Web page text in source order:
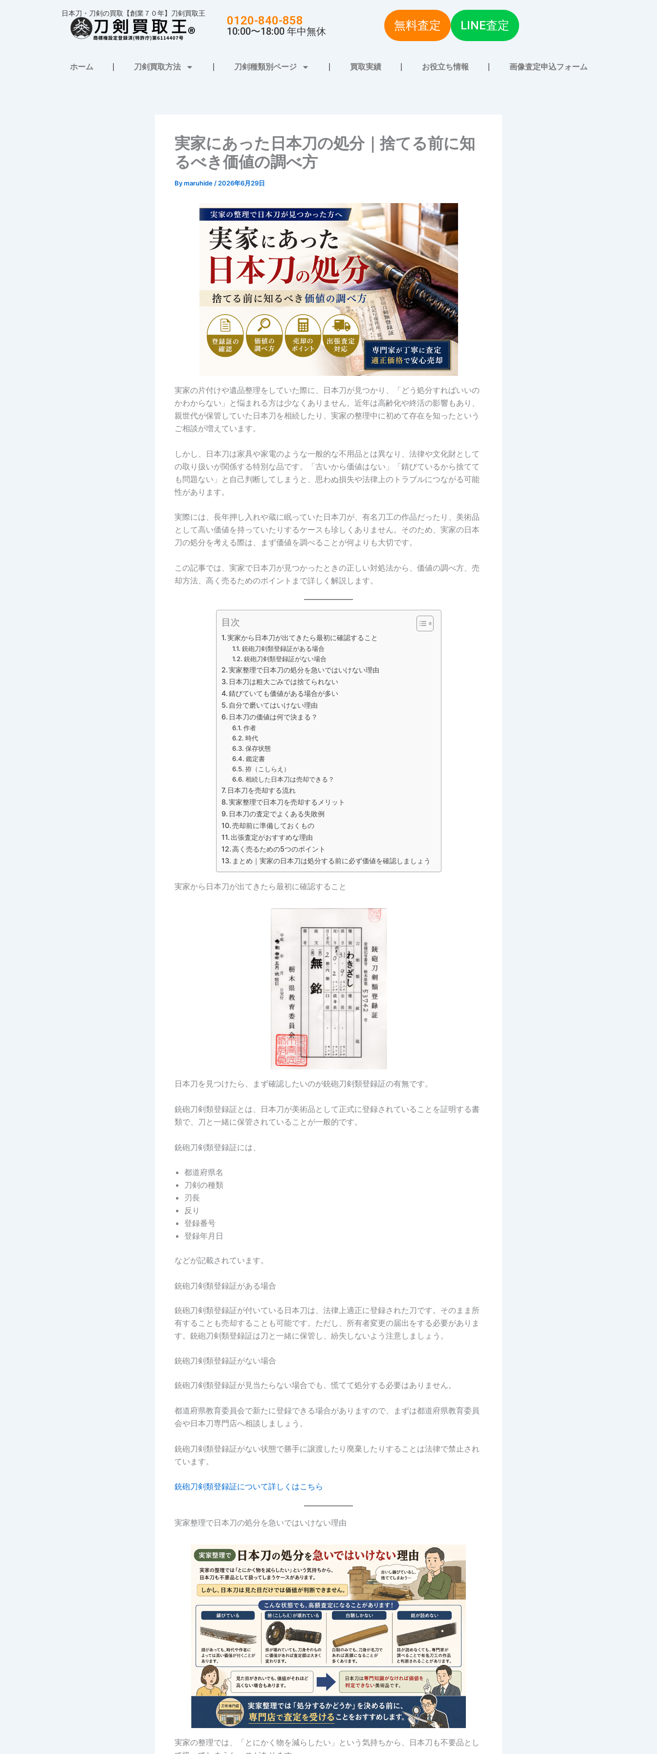
日本刀・刀剣の買取【創業７０年】刀剣買取王
0120-840-858
10:00〜18:00 年中無休 無料査定 LINE査定
ホーム 刀剣買取方法 刀剣種類別ページ 買取実績 お役立ち情報 画像査定申込フォーム
実家にあった日本刀の処分｜捨てる前に知
るべき価値の調べ方
Bymaruhide / 2026年6月29日
実家の片付けや遺品整理をしていた際に、日本刀が見つかり、「どう処分すればいいの
かわからない」と悩まれる方は少なくありません。近年は高齢化や終活の影響もあり、
親世代が保管していた日本刀を相続したり、実家の整理中に初めて存在を知ったという
ご相談が増えています。
しかし、日本刀は家具や家電のような一般的な不用品とは異なり、法律や文化財として
の取り扱いが関係する特別な品です。「古いから価値はない」「錆びているから捨てて
も問題ない」と自己判断してしまうと、思わぬ損失や法律上のトラブルにつながる可能
性があります。
実際には、長年押し入れや蔵に眠っていた日本刀が、有名刀工の作品だったり、美術品
として高い価値を持っていたりするケースも珍しくありません。そのため、実家の日本
刀の処分を考える際は、まず価値を調べることが何よりも大切です。
この記事では、実家で日本刀が見つかったときの正しい対処法から、価値の調べ方、売
却方法、高く売るためのポイントまで詳しく解説します。
目次
実家から日本刀が出てきたら最初に確認すること
銃砲刀剣類登録証がある場合
銃砲刀剣類登録証がない場合
実家整理で日本刀の処分を急いではいけない理由
日本刀は粗大ごみでは捨てられない
錆びていても価値がある場合が多い
自分で磨いてはいけない理由
日本刀の価値は何で決まる？
作者
時代
保存状態
鑑定書
拵（こしらえ）
相続した日本刀は売却できる？
日本刀を売却する流れ
実家整理で日本刀を売却するメリット
日本刀の査定でよくある失敗例
売却前に準備しておくもの
出張査定がおすすめな理由
高く売るための5つのポイント
まとめ｜実家の日本刀は処分する前に必ず価値を確認しましょう
実家から日本刀が出てきたら最初に確認すること
日本刀を見つけたら、まず確認したいのが銃砲刀剣類登録証の有無です。
銃砲刀剣類登録証とは、日本刀が美術品として正式に登録されていることを証明する書
類で、刀と一緒に保管されていることが一般的です。
銃砲刀剣類登録証には、
都道府県名
刀剣の種類
刃長
反り
登録番号
登録年月日
などが記載されています。
銃砲刀剣類登録証がある場合
銃砲刀剣類登録証が付いている日本刀は、法律上適正に登録された刀です。そのまま所
有することも売却することも可能です。ただし、所有者変更の届出をする必要がありま
す。銃砲刀剣類登録証は刀と一緒に保管し、紛失しないよう注意しましょう。
銃砲刀剣類登録証がない場合
銃砲刀剣類登録証が見当たらない場合でも、慌てて処分する必要はありません。
都道府県教育委員会で新たに登録できる場合がありますので、まずは都道府県教育委員
会や日本刀専門店へ相談しましょう。
銃砲刀剣類登録証がない状態で勝手に譲渡したり廃棄したりすることは法律で禁止され
ています。
銃砲刀剣類登録証について詳しくはこちら
実家整理で日本刀の処分を急いではいけない理由
実家の整理では、「とにかく物を減らしたい」という気持ちから、日本刀も不要品とし